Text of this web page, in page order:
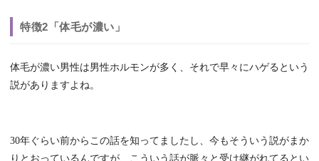
特徴2「体毛が濃い」
体毛が濃い男性は男性ホルモンが多く、それで早々にハゲるという
説がありますよね。
30年ぐらい前からこの話を知ってましたし、今もそういう説がまか
りとおっているんですが、こういう話が脈々と受け継がれてるとい